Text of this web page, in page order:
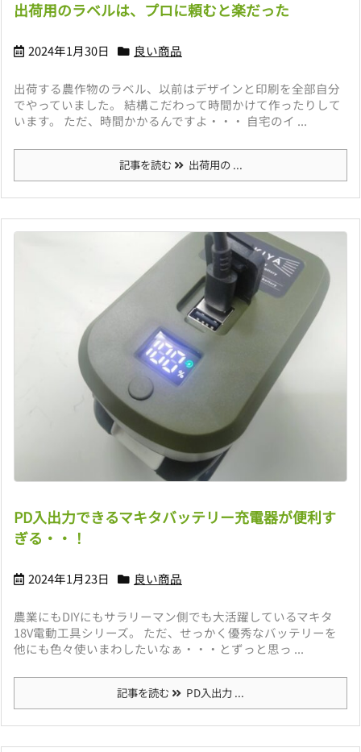
出荷用のラベルは、プロに頼むと楽だった
2024年1月30日 良い商品
出荷する農作物のラベル、以前はデザインと印刷を全部自分
でやっていました。 結構こだわって時間かけて作ったりして
います。 ただ、時間かかるんですよ・・・ 自宅のイ ...
記事を読む 出荷用の ...
PD入出力できるマキタバッテリー充電器が便利す
ぎる・・！
2024年1月23日 良い商品
農業にもDIYにもサラリーマン側でも大活躍しているマキタ
18V電動工具シリーズ。 ただ、せっかく優秀なバッテリーを
他にも色々使いまわしたいなぁ・・・とずっと思っ ...
記事を読む PD入出力 ...